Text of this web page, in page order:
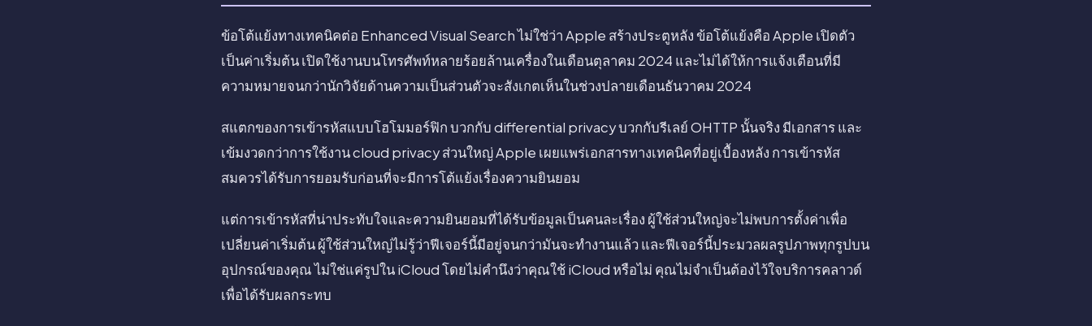
ข้อโต้แย้งทางเทคนิคต่อ Enhanced Visual Search ไม่ใช่ว่า Apple สร้างประตูหลัง ข้อโต้แย้งคือ Apple เปิดตัว
เป็นค่าเริ่มต้น เปิดใช้งานบนโทรศัพท์หลายร้อยล้านเครื่องในเดือนตุลาคม 2024 และไม่ได้ให้การแจ้งเตือนที่มี
ความหมายจนกว่านักวิจัยด้านความเป็นส่วนตัวจะสังเกตเห็นในช่วงปลายเดือนธันวาคม 2024
สแตกของการเข้ารหัสแบบโฮโมมอร์ฟิก บวกกับ differential privacy บวกกับรีเลย์ OHTTP นั้นจริง มีเอกสาร และ
เข้มงวดกว่าการใช้งาน cloud privacy ส่วนใหญ่ Apple เผยแพร่เอกสารทางเทคนิคที่อยู่เบื้องหลัง การเข้ารหัส
สมควรได้รับการยอมรับก่อนที่จะมีการโต้แย้งเรื่องความยินยอม
แต่การเข้ารหัสที่น่าประทับใจและความยินยอมที่ได้รับข้อมูลเป็นคนละเรื่อง ผู้ใช้ส่วนใหญ่จะไม่พบการตั้งค่าเพื่อ
เปลี่ยนค่าเริ่มต้น ผู้ใช้ส่วนใหญ่ไม่รู้ว่าฟีเจอร์นี้มีอยู่จนกว่ามันจะทำงานแล้ว และฟีเจอร์นี้ประมวลผลรูปภาพทุกรูปบน
อุปกรณ์ของคุณ ไม่ใช่แค่รูปใน iCloud โดยไม่คำนึงว่าคุณใช้ iCloud หรือไม่ คุณไม่จำเป็นต้องไว้ใจบริการคลาวด์
เพื่อได้รับผลกระทบ